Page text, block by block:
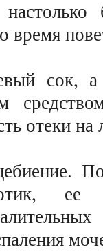
время
сок, а
отеки
ее